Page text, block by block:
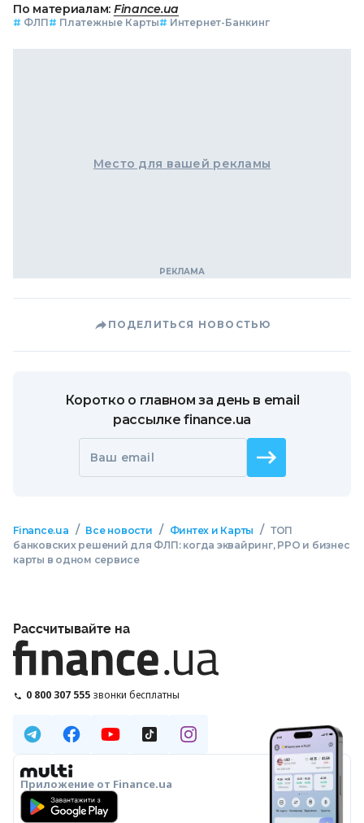
По материалам: Finance.ua
# ФЛП# Платежные Карты# Интернет-Банкинг
Место для вашей рекламы
ПОДЕЛИТЬСЯ НОВОСТЬЮ
Коротко о главном за день в email
рассылке finance.ua
Ваш email
Finance.ua / Все новости / Финтех и Карты / ТОП
банковских решений для ФЛП: когда эквайринг, РРО и бизнес
карты в одном сервисе
Рассчитывайте на
0 800 307 555 звонки бесплатны
Приложение от Finance.ua